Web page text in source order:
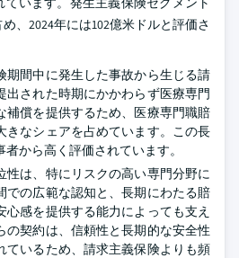
、2024年には102億米ドルと評価さ
期間中に発生した事故から生じる請
出された時期にかかわらず医療専門
補償を提供するため、医療専門職賠
きなシェアを占めています。この長
から高く評価されています。
性は、特にリスクの高い専門分野に
での広範な認知と、長期にわたる賠
心感を提供する能力によっても支え
の契約は、信頼性と長期的な安全性
ているため、請求主義保険よりも頻